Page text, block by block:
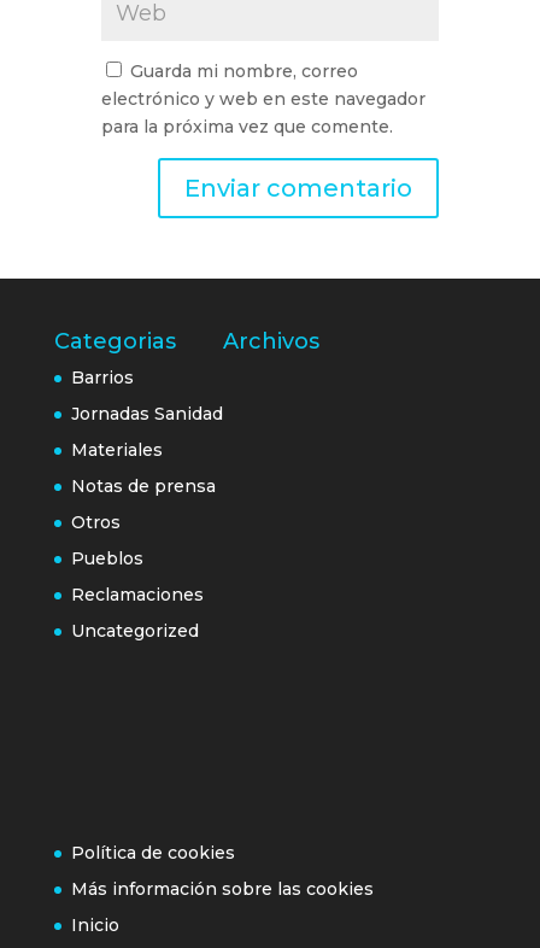
Guarda mi nombre, correo
electrónico y web en este navegador
para la próxima vez que comente.
Categorias
Barrios
Jornadas Sanidad
Materiales
Notas de prensa
Otros
Pueblos
Reclamaciones
Uncategorized
Archivos
Política de cookies
Más información sobre las cookies
Inicio